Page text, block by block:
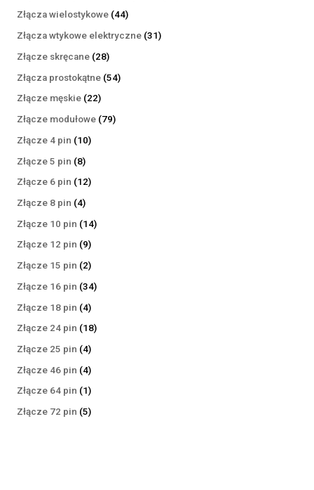
Złącza wielostykowe 4444
produkty
Złącza wtykowe elektryczne 3131
Złącze skręcane 2828
produktów
Złącza prostokątne 5454
Złącze męskie 2222
produkty
Złącze modułowe 7979
Złącze 4 pin 1010
Złącze 5 pin 88
produktów
Złącze 6 pin 1212
Złącze 8 pin 44
produkty
Złącze 10 pin 1414
Złącze 12 pin 99
produktów
Złącze 15 pin 22
produkty
Złącze 16 pin 3434
Złącze 18 pin 44
produkty
Złącze 24 pin 1818
Złącze 25 pin 44
produkty
Złącze 46 pin 44
produkty
Złącze 64 pin 11
produkt
Złącze 72 pin 55